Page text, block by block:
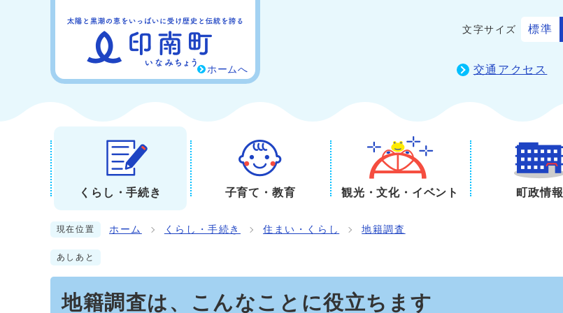
ホームへ
文字サイズ 標準
交通アクセス
くらし・手続き 子育て・教育 観光・文化・イベント 町政情報
現在位置 ホーム くらし・手続き 住まい・くらし 地籍調査
あしあと
地籍調査は、こんなことに役立ちます